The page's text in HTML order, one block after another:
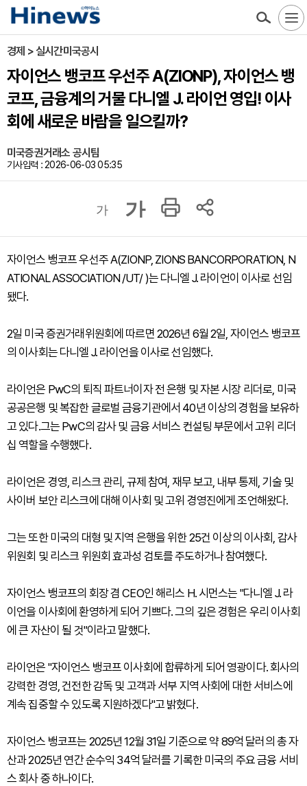
경제 > 실시간미국공시
자이언스 뱅코프 우선주 A(ZIONP), 자이언스 뱅
코프, 금융계의 거물 다니엘 J. 라이언 영입! 이사
회에 새로운 바람을 일으킬까?
미국증권거래소 공시팀
기사입력 : 2026-06-03 05:35
가 가
자이언스 뱅코프 우선주 A(ZIONP, ZIONS BANCORPORATION, N
ATIONAL ASSOCIATION /UT/ )는 다니엘 J. 라이언이 이사로 선임
됐다.
2일 미국 증권거래위원회에 따르면 2026년 6월 2일, 자이언스 뱅코프
의 이사회는 다니엘 J. 라이언을 이사로 선임했다.
라이언은 PwC의 퇴직 파트너이자 전 은행 및 자본 시장 리더로, 미국
공공은행 및 복잡한 글로벌 금융기관에서 40년 이상의 경험을 보유하
고 있다.그는 PwC의 감사 및 금융 서비스 컨설팅 부문에서 고위 리더
십 역할을 수행했다.
라이언은 경영, 리스크 관리, 규제 참여, 재무 보고, 내부 통제, 기술 및
사이버 보안 리스크에 대해 이사회 및 고위 경영진에게 조언해왔다.
그는 또한 미국의 대형 및 지역 은행을 위한 25건 이상의 이사회, 감사
위원회 및 리스크 위원회 효과성 검토를 주도하거나 참여했다.
자이언스 뱅코프의 회장 겸 CEO인 해리스 H. 시먼스는 "다니엘 J. 라
이언을 이사회에 환영하게 되어 기쁘다. 그의 깊은 경험은 우리 이사회
에 큰 자산이 될 것"이라고 말했다.
라이언은 "자이언스 뱅코프 이사회에 합류하게 되어 영광이다. 회사의
강력한 경영, 건전한 감독 및 고객과 서부 지역 사회에 대한 서비스에
계속 집중할 수 있도록 지원하겠다"고 밝혔다.
자이언스 뱅코프는 2025년 12월 31일 기준으로 약 89억 달러의 총 자
산과 2025년 연간 순수익 34억 달러를 기록한 미국의 주요 금융 서비
스 회사 중 하나이다.